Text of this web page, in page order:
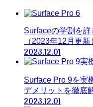
Surfaceの学割を
（2023年12月更新
2023.12.01
Surface Pro 9を実
デメリットを徹底
2023.12.01